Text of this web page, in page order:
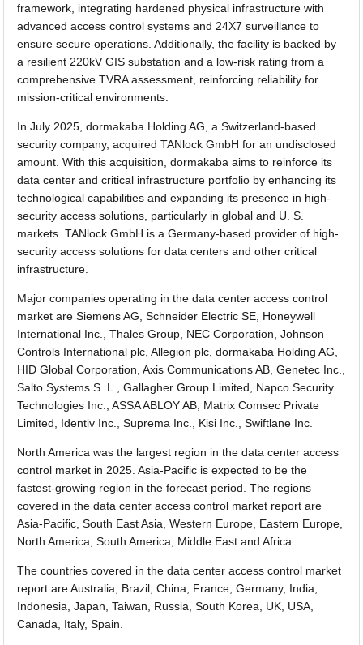
framework, integrating hardened physical infrastructure with
advanced access control systems and 24X7 surveillance to
ensure secure operations. Additionally, the facility is backed by
a resilient 220kV GIS substation and a low-risk rating from a
comprehensive TVRA assessment, reinforcing reliability for
mission-critical environments.
In July 2025, dormakaba Holding AG, a Switzerland-based
security company, acquired TANlock GmbH for an undisclosed
amount. With this acquisition, dormakaba aims to reinforce its
data center and critical infrastructure portfolio by enhancing its
technological capabilities and expanding its presence in high-
security access solutions, particularly in global and U. S.
markets. TANlock GmbH is a Germany-based provider of high-
security access solutions for data centers and other critical
infrastructure.
Major companies operating in the data center access control
market are Siemens AG, Schneider Electric SE, Honeywell
International Inc., Thales Group, NEC Corporation, Johnson
Controls International plc, Allegion plc, dormakaba Holding AG,
HID Global Corporation, Axis Communications AB, Genetec Inc.,
Salto Systems S. L., Gallagher Group Limited, Napco Security
Technologies Inc., ASSA ABLOY AB, Matrix Comsec Private
Limited, Identiv Inc., Suprema Inc., Kisi Inc., Swiftlane Inc.
North America was the largest region in the data center access
control market in 2025. Asia-Pacific is expected to be the
fastest-growing region in the forecast period. The regions
covered in the data center access control market report are
Asia-Pacific, South East Asia, Western Europe, Eastern Europe,
North America, South America, Middle East and Africa.
The countries covered in the data center access control market
report are Australia, Brazil, China, France, Germany, India,
Indonesia, Japan, Taiwan, Russia, South Korea, UK, USA,
Canada, Italy, Spain.